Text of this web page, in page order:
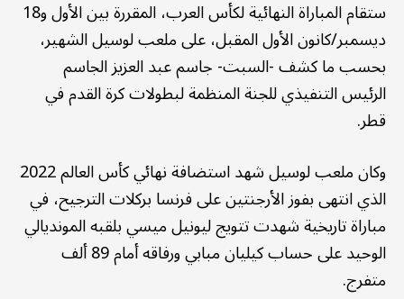
ستقام المباراة النهائية لكأس العرب، المقررة بين الأول و18
ديسمبر/كانون الأول المقبل، على ملعب لوسيل الشهير،
بحسب ما كشف -السبت- جاسم عبد العزيز الجاسم
الرئيس التنفيذي للجنة المنظمة لبطولات كرة القدم في
قطر.
وكان ملعب لوسيل شهد استضافة نهائي كأس العالم 2022
الذي انتهى بفوز الأرجنتين على فرنسا بركلات الترجيح، في
مباراة تاريخية شهدت تتويج ليونيل ميسي بلقبه المونديالي
الوحيد على حساب كيليان مبابي ورفاقه أمام 89 ألف
متفرج.